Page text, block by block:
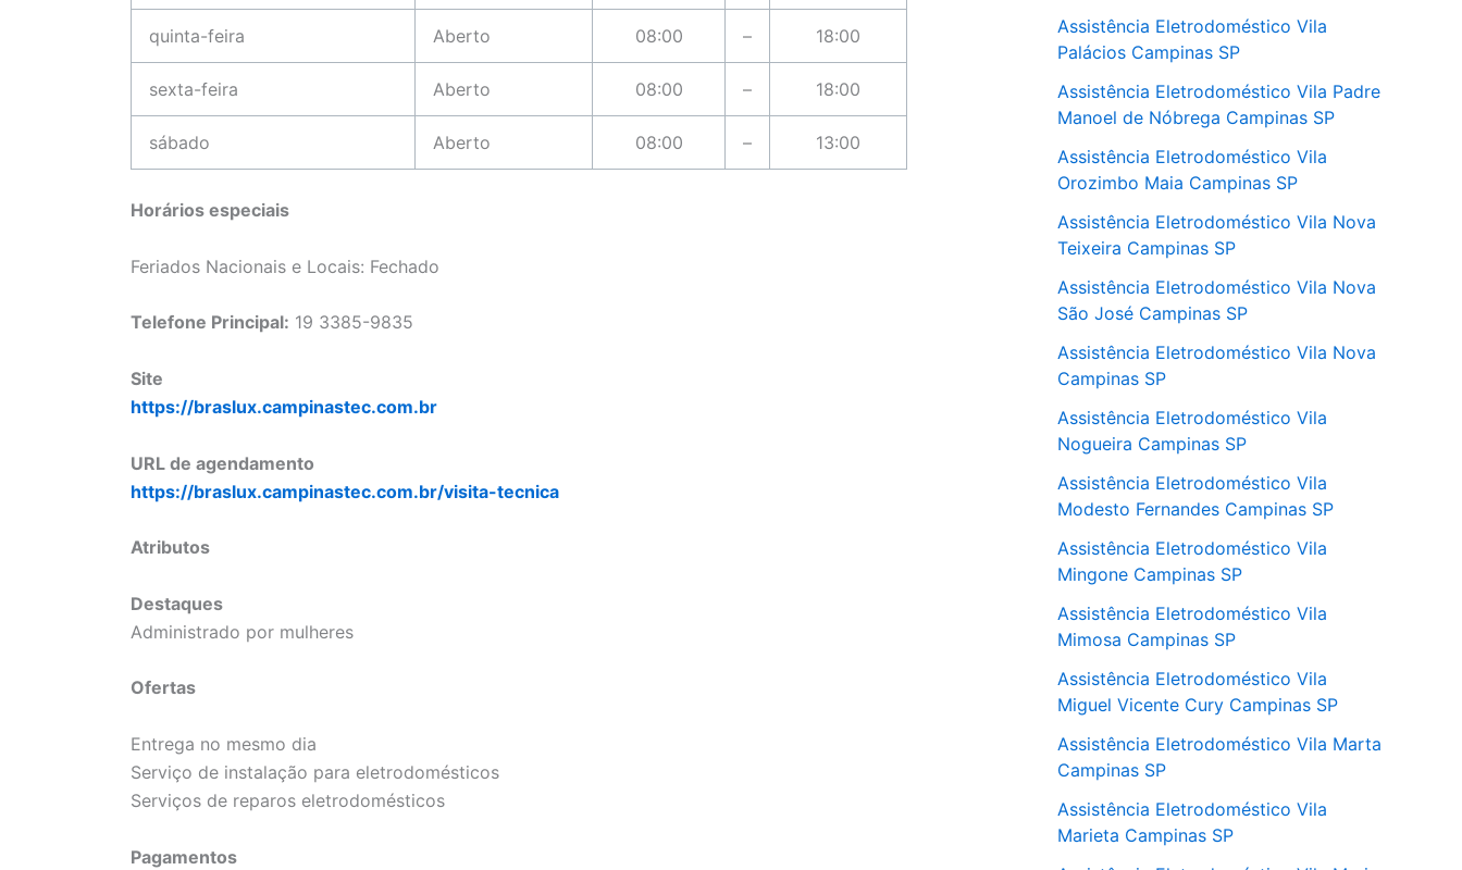
quinta-feira Aberto 08:00 – 18:00
sexta-feira Aberto 08:00 – 18:00
sábado Aberto 08:00 – 13:00
Horários especiais
Feriados Nacionais e Locais: Fechado
Telefone Principal: 19 3385-9835
Site
https://braslux.campinastec.com.br
URL de agendamento
https://braslux.campinastec.com.br/visita-tecnica
Atributos
Destaques
Administrado por mulheres
Ofertas
Entrega no mesmo dia
Serviço de instalação para eletrodomésticos
Serviços de reparos eletrodomésticos
Pagamentos
Assistência Eletrodoméstico Vila
Palácios Campinas SP
Assistência Eletrodoméstico Vila Padre
Manoel de Nóbrega Campinas SP
Assistência Eletrodoméstico Vila
Orozimbo Maia Campinas SP
Assistência Eletrodoméstico Vila Nova
Teixeira Campinas SP
Assistência Eletrodoméstico Vila Nova
São José Campinas SP
Assistência Eletrodoméstico Vila Nova
Campinas SP
Assistência Eletrodoméstico Vila
Nogueira Campinas SP
Assistência Eletrodoméstico Vila
Modesto Fernandes Campinas SP
Assistência Eletrodoméstico Vila
Mingone Campinas SP
Assistência Eletrodoméstico Vila
Mimosa Campinas SP
Assistência Eletrodoméstico Vila
Miguel Vicente Cury Campinas SP
Assistência Eletrodoméstico Vila Marta
Campinas SP
Assistência Eletrodoméstico Vila
Marieta Campinas SP